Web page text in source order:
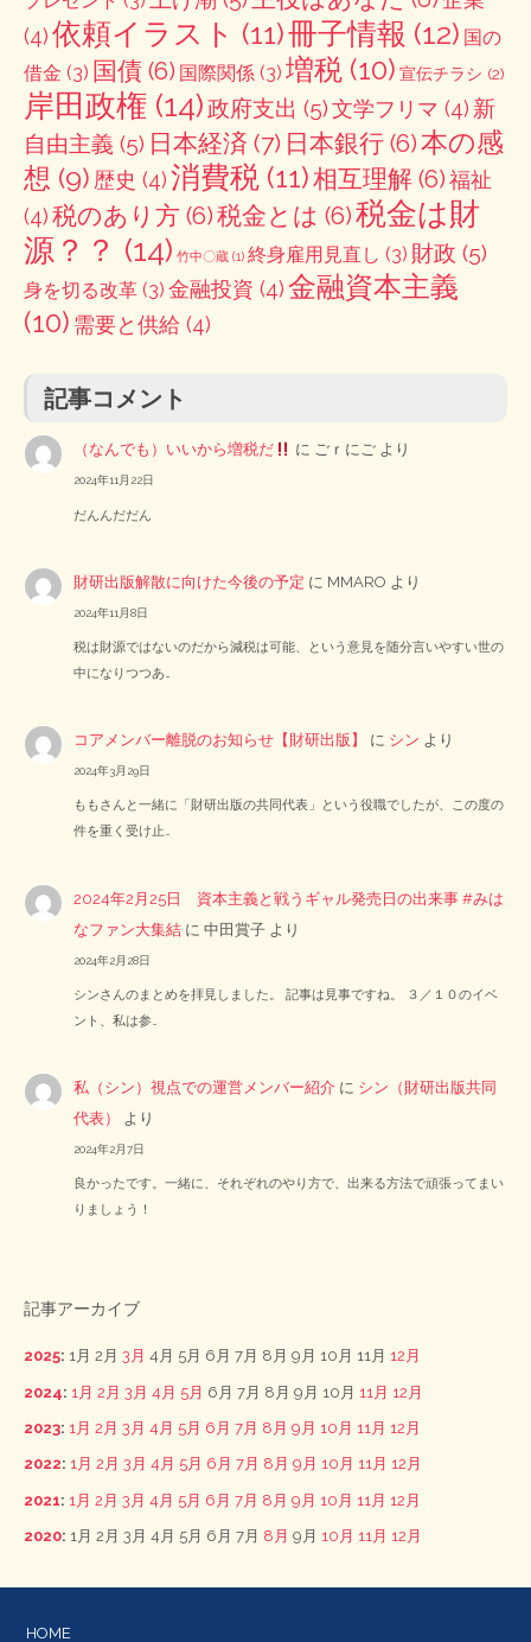
(4)依頼イラスト (11)冊子情報 (12) 国の
借金 (3) 国債 (6) 国際関係 (3) 増税 (10) 宣伝チラシ (2)
岸田政権 (14)政府支出 (5)文学フリマ (4) 新
自由主義 (5) 日本経済 (7) 日本銀行 (6)本の感
想 (9) 歴史 (4)消費税 (11)相互理解 (6)福祉
(4)税のあり方 (6)税金とは (6)税金は財
源？？ (14) 竹中〇蔵 (1) 終身雇用見直し (3) 財政 (5)
身を切る改革 (3) 金融投資 (4)金融資本主義
(10) 需要と供給 (4)
記事コメント
（なんでも）いいから増税だ に ごｒにご より
2024年11月22日
だんんだだん
財研出版解散に向けた今後の予定 に MMARO より
2024年11月8日
税は財源ではないのだから減税は可能、という意見を随分言いやすい世の
中になりつつあ…
コアメンバー離脱のお知らせ【財研出版】 に シン より
2024年3月29日
ももさんと一緒に「財研出版の共同代表」という役職でしたが、この度の
件を重く受け止…
2024年2月25日 資本主義と戦うギャル発売日の出来事 #みは
なファン大集結 に中田賞子 より
2024年2月28日
シンさんのまとめを拝見しました。 記事は見事ですね。 ３／１０のイベ
ント、私は参…
私（シン）視点での運営メンバー紹介 に シン（財研出版共同
代表）
より
2024年2月7日
良かったです。一緒に、それぞれのやり方で、出来る方法で頑張ってまい
りましょう！
記事アーカイブ
2025: 1月 2月 3月 4月 5月 6月 7月 8月 9月 10月 11月 12月
2024: 1月 2月 3月 4月 5月 6月 7月 8月 9月 10月 11月 12月
2023: 1月 2月 3月 4月 5月 6月 7月 8月 9月 10月 11月 12月
2022: 1月 2月 3月 4月 5月 6月 7月 8月 9月 10月 11月 12月
2021: 1月 2月 3月 4月 5月 6月 7月 8月 9月 10月 11月 12月
2020: 1月 2月 3月 4月 5月 6月 7月 8月 9月 10月 11月 12月
HOME